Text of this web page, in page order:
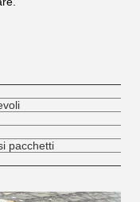
pacchetti